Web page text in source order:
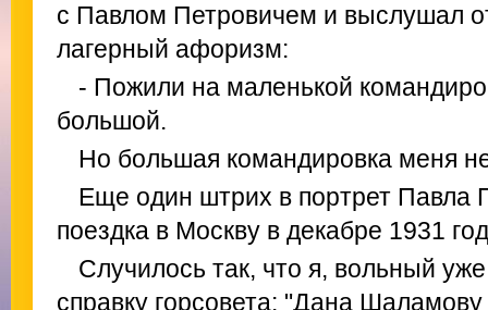
с Павлом Петровичем и выслушал
лагерный афоризм:
- Пожили на маленькой
большой.
Но большая командировка меня
Еще один штрих в портрет Павла
поездка в Москву в декабре 1931
Случилось так, что я, вольный
справку горсовета: "Дана